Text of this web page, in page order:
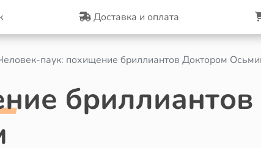
Доставка и оплата
паук: похищение бриллиантов Доктором
бриллиантов